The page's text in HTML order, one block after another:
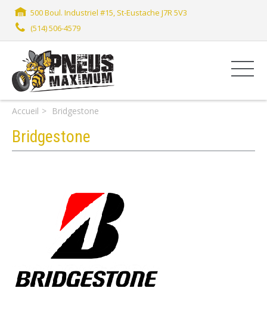
500 Boul. Industriel #15, St-Eustache J7R 5V3
(514) 506-4579
Accueil Bridgestone
Bridgestone